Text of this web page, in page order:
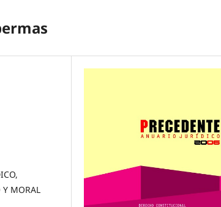
Y MORAL